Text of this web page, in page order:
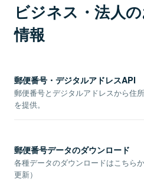
ビジネス・法人
情報
郵便番号・デジタルアドレスAPI
郵便番号とデジタルアドレスから住
を提供。
郵便番号データのダウンロード
各種データのダウンロードはこちら
更新）